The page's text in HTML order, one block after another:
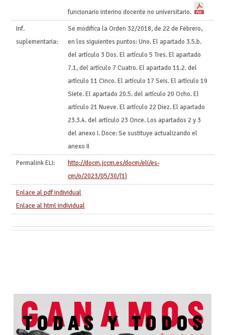
funcionario interino docente no universitario.
Inf.
suplementaria:
Se modifica la Orden 32/2018, de 22 de Febrero,
en los siguientes puntos: Uno. El apartado 3.5.b.
del artículo 3 Dos. El artículo 5 Tres. El apartado
7.1, del artículo 7 Cuatro. El apartado 11.2. del
artículo 11 Cinco. El artículo 17 Seis. El artículo 19
Siete. El apartado 20.5. del artículo 20 Ocho. El
artículo 21 Nueve. El artículo 22 Diez. El apartado
23.3.4. del artículo 23 Once. Los apartados 2 y 3
del anexo I. Doce: Se sustituye actualizando el
anexo II
Permalink ELI:
http://docm.jccm.es/docm/eli/es-
cm/o/2023/05/30/(1)
Enlace al pdf individual
Enlace al html individual